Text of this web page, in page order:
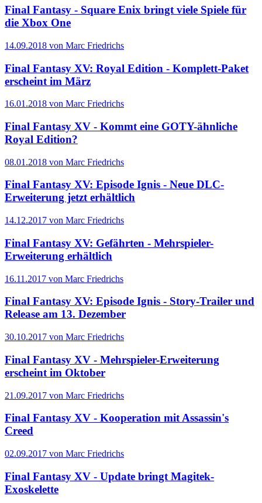
Final Fantasy - Square Enix bringt viele Spiele für
die Xbox One
14.09.2018 von Marc Friedrichs
Final Fantasy XV: Royal Edition - Komplett-Paket
erscheint im März
16.01.2018 von Marc Friedrichs
Final Fantasy XV - Kommt eine GOTY-ähnliche
Royal Edition?
08.01.2018 von Marc Friedrichs
Final Fantasy XV: Episode Ignis - Neue DLC-
Erweiterung jetzt erhältlich
14.12.2017 von Marc Friedrichs
Final Fantasy XV: Gefährten - Mehrspieler-
Erweiterung erhältlich
16.11.2017 von Marc Friedrichs
Final Fantasy XV: Episode Ignis - Story-Trailer und
Release am 13. Dezember
30.10.2017 von Marc Friedrichs
Final Fantasy XV - Mehrspieler-Erweiterung
erscheint im Oktober
21.09.2017 von Marc Friedrichs
Final Fantasy XV - Kooperation mit Assassin's
Creed
02.09.2017 von Marc Friedrichs
Final Fantasy XV - Update bringt Magitek-
Exoskelette